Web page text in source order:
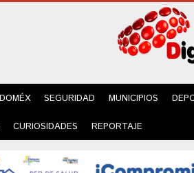
SEGURIDAD MUNICIPIOS
CURIOSIDADES REPORTAJE